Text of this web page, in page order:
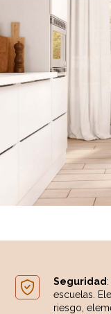
Seguridad
escuelas.
riesgo,